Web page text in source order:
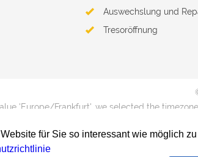
Auswechslung und
Tresoröffnung
'Europe/Frankfurt', we selected the
'Europe/Frankfurt', we selected the
für Sie so interessant wie möglich